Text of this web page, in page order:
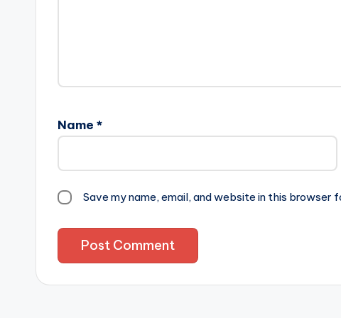
Name *
Save my name, email, and website in this browser